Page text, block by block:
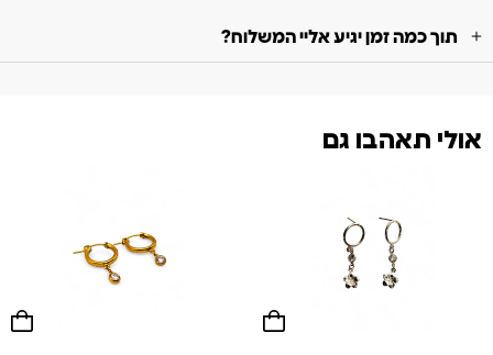
תוך כמה זמן יגיע אליי המשלוח?
אולי תאהבו גם